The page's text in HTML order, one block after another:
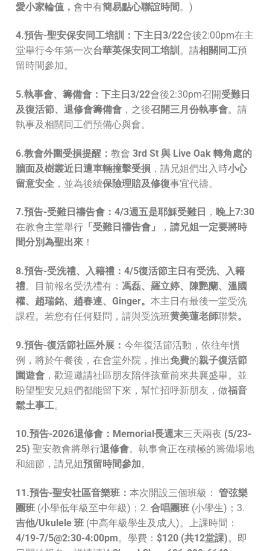
愛小家輪值， 會中有簡易點心聯誼時間。)
4.預告-聖安保安同工培訓： 下主日 3/22會後2:00pm在主
堂舉行今年第一次台華英保安同工培訓 。請相關同工預
留時間參加。
5.執事會、籌備會： 下主日 3/22會後2:30pm召開受難日
及復活節、退修會籌備會 ，之後召開三月份執事會。請
執事及相關同工們預備心與會。
6.教會外圍受損提醒： 教會 3rd St 與 Live Oak 轉角處的
牆面及樹叢近日遭車輛撞擊受損 ，請兄姐們出入時小心
留意安全 ，並為後續保險理賠及修復事宜代禱。
7.預告-受難日禱告會： 4/3週五是耶穌受難日 ， 晚上7:30
在教會主堂舉行 「受難日禱告會」 ， 請兄姐一定要將時
間分別為聖出來 ！
8.預告-受洗禮、入籍禮： 4/5復活節主日有受洗、入籍
禮。目前報名受洗禮有： 馮磊、羅立婷、陳艷蘭、溫國
權、趙瑞銘、趙春連、Ginger。 本主日有最後一堂受洗
課程。若您有任何疑問，請與受洗班黄美蓮老師聯繫。
9.預告-復活節社區外展： 今年復活節活動，依往年慣
例，將於午餐後，在會堂外院，推出免費的親子復活節
園遊會 ，歡迎邀請社區朋友陪伴孩童前來共襄盛舉。並
盼望聖安兄姐們都能留下來，幫忙招呼新朋友，做福音
鬆土事工。
10.預告-2026退修會： Memorial 長週末三天兩夜 (5/23-
25) 聖安教會將舉行退修會。執事會正在積極的籌備場地
和細節，請兄姐預留時間參加。
11.預告-聖安社區音樂班： 本次開設三個班級： 管弦樂
團班 (小學低年級至中年級)；2. 合唱團班 (小學生)；3.
吉他/Ukulele 班 (中高年級學生及成人)。上課時間：
4/19-7/5@2:30-4:00pm。學費： $120 (共12堂課)。即